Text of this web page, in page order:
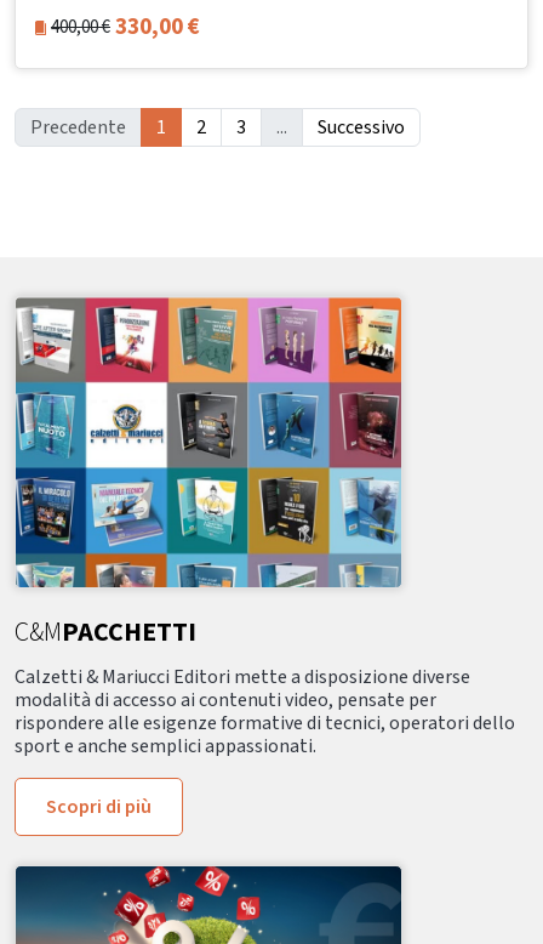
400,00€330,00€
Precedente 1 2 3 ... Successivo
C&MPACCHETTI
Calzetti & Mariucci Editori mette a disposizione diverse
modalità di accesso ai contenuti video, pensate per
rispondere alle esigenze formative di tecnici, operatori dello
sport e anche semplici appassionati.
Scopri di più